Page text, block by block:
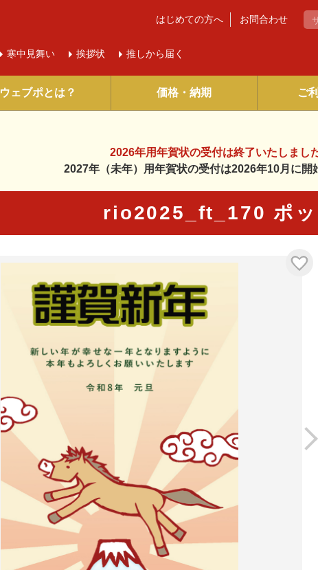
寒中 見舞い 挨拶状 推しから届く
はじめての方へ お問合わせ
ウェブポとは？ 価格・納期 ご
2026年用年賀状の受付は終了いたしまし
2027年（未年）用年賀状の受付は2026年10月に開
rio2025_ft_170 ポ